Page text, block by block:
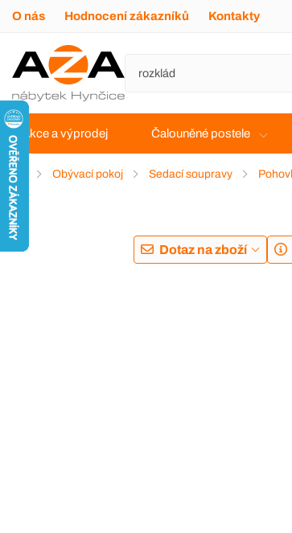
O nás Hodnocení zákazníků Kontakty
Akce a výprodej Čalouněné postele
Obývací pokoj Sedací soupravy
Dotaz na zboží